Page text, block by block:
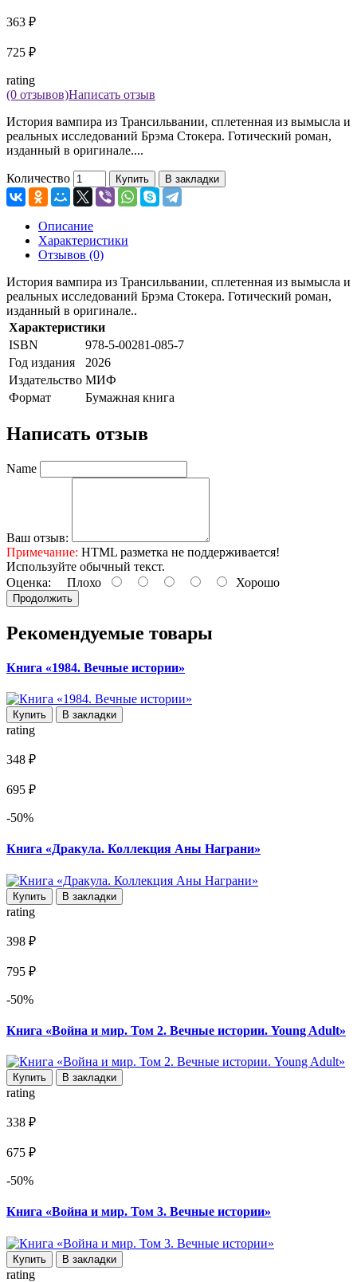
363 ₽
725 ₽
rating
(0 отзывов)Написать отзыв
История вампира из Трансильвании, сплетенная из вымысла и
реальных исследований Брэма Стокера. Готический роман,
изданный в оригинале....
Количество Купить В закладки
Описание
Характеристики
Отзывов (0)
История вампира из Трансильвании, сплетенная из вымысла и
реальных исследований Брэма Стокера. Готический роман,
изданный в оригинале..
Характеристики
ISBN
978-5-00281-085-7
Год издания
2026
Издательство МИФ
Формат
Бумажная книга
Написать отзыв
Name
Ваш отзыв:
Примечание: HTML разметка не поддерживается!
Используйте обычный текст.
Оценка: Плохо Хорошо
Продолжить
Рекомендуемые товары
Книга «1984. Вечные истории»
Купить В закладки
rating
348 ₽
695 ₽
-50%
Книга «Дракула. Коллекция Аны Награни»
Купить В закладки
rating
398 ₽
795 ₽
-50%
Книга «Война и мир. Том 2. Вечные истории. Young Adult»
Купить В закладки
rating
338 ₽
675 ₽
-50%
Книга «Война и мир. Том 3. Вечные истории»
Купить В закладки
rating